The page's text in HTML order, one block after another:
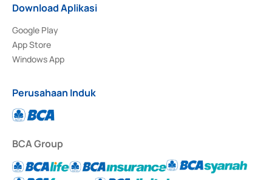
Download Aplikasi
Google Play
App Store
Windows App
Perusahaan Induk
BCA Group